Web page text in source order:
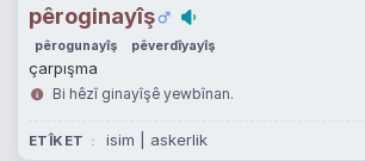
pêroginayîş
pêrogunayîş pêverdîyayîş
çarpışma
Bi hêzî ginayîşê yewbînan.
ETÎKET isim | askerlik